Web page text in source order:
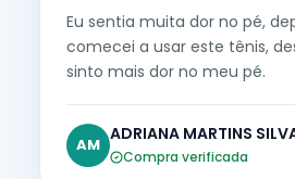
Eu sentia muita dor no pé,
comecei a usar este tênis,
sinto mais dor no meu pé.
AM
ADRIANA MARTINS
Compra verificada